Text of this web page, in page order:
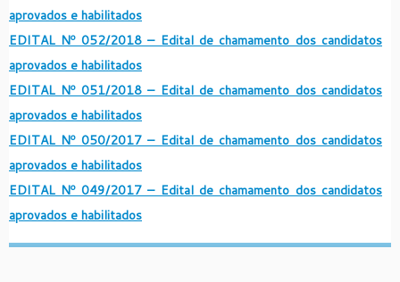
aprovados e habilitados
EDITAL Nº 052/2018 – Edital de chamamento dos candidatos
aprovados e habilitados
EDITAL Nº 051/2018 – Edital de chamamento dos candidatos
aprovados e habilitados
EDITAL Nº 050/2017 – Edital de chamamento dos candidatos
aprovados e habilitados
EDITAL Nº 049/2017 – Edital de chamamento dos candidatos
aprovados e habilitados